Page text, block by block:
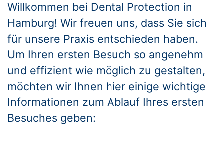
Willkommen bei Dental Protection in
Hamburg! Wir freuen uns, dass Sie sich
für unsere Praxis entschieden haben.
Um Ihren ersten Besuch so angenehm
und effizient wie möglich zu gestalten,
möchten wir Ihnen hier einige wichtige
Informationen zum Ablauf Ihres ersten
Besuches geben: